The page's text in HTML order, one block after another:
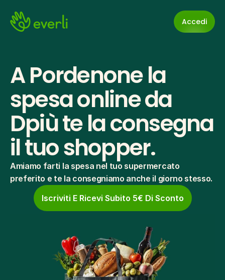
Accedi
A Pordenone la
spesa online da
Dpiù te la consegna
il tuo shopper.
Amiamo farti la spesa nel tuo supermercato
preferito e te la consegniamo anche il giorno stesso.
Iscriviti E Ricevi Subito 5€ Di Sconto